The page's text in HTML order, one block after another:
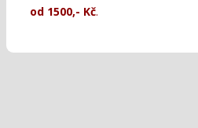
od 1500,- Kč.